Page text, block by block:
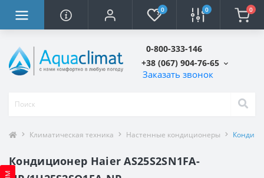
0 0 0
0-800-333-146
+38 (067) 904-76-65
Заказать звонок
Климатическая техника Настенные кондиционеры
Кондиционер Haier AS25S2SN1FA-